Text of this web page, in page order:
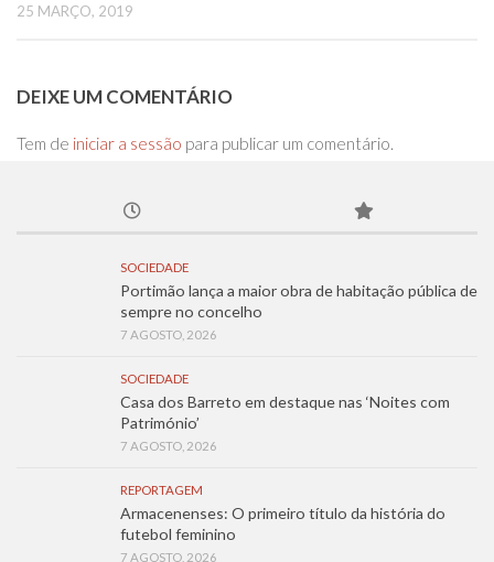
25 MARÇO, 2019
DEIXE UM COMENTÁRIO
Tem de iniciar a sessão para publicar um comentário.
SOCIEDADE
Portimão lança a maior obra de habitação pública de
sempre no concelho
7 AGOSTO, 2026
SOCIEDADE
Casa dos Barreto em destaque nas ‘Noites com
Património’
7 AGOSTO, 2026
REPORTAGEM
Armacenenses: O primeiro título da história do
futebol feminino
7 AGOSTO, 2026